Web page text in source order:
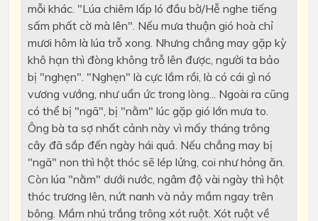
mỗi khác. "Lúa chiêm lấp ló đầu bờ/Hễ nghe tiếng
sấm phất cờ mà lên". Nếu mưa thuận gió hoà chỉ
mươi hôm là lúa trỗ xong. Nhưng chẳng may gặp kỳ
khô hạn thì đòng không trỗ lên được, người ta bảo
bị "nghẹn". "Nghẹn" là cực lắm rồi, là có cái gì nó
vương vướng, như uẩn ức trong lòng... Ngoài ra cũng
có thể bị "ngã", bị "nằm" lúc gặp gió lớn mưa to.
Ông bà ta sợ nhất cảnh này vì mấy tháng trông
cây đã sắp đến ngày hái quả. Nếu chẳng may bị
"ngã" non thì hột thóc sẽ lép lửng, coi như hỏng ăn.
Còn lúa "nằm" dưới nước, ngâm độ vài ngày thì hột
thóc trương lên, nứt nanh và nảy mầm ngay trên
bông. Mầm nhú trắng trông xót ruột. Xót ruột về